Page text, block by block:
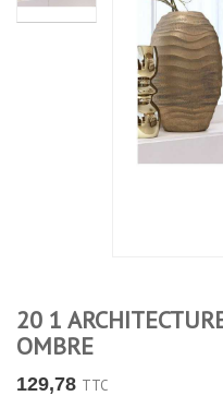
20 1
OMBRE
129,78 TTC